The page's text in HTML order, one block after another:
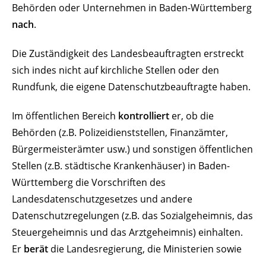
Behörden oder Unternehmen in Baden-Württemberg
nach.
Die Zuständigkeit des Landesbeauftragten erstreckt
sich indes nicht auf kirchliche Stellen oder den
Rundfunk, die eigene Datenschutzbeauftragte haben.
Im öffentlichen Bereich kontrolliert er, ob die
Behörden (z.B. Polizeidienststellen, Finanzämter,
Bürgermeisterämter usw.) und sonstigen öffentlichen
Stellen (z.B. städtische Krankenhäuser) in Baden-
Württemberg die Vorschriften des
Landesdatenschutzgesetzes und andere
Datenschutzregelungen (z.B. das Sozialgeheimnis, das
Steuergeheimnis und das Arztgeheimnis) einhalten.
Er berät die Landesregierung, die Ministerien sowie